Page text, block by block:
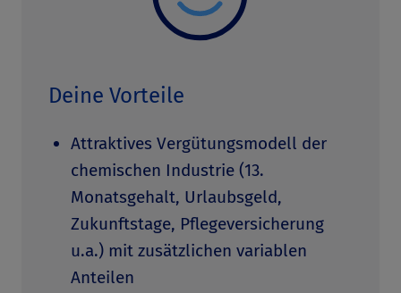
Deine Vorteile
Attraktives Vergütungsmodell der
chemischen Industrie (13.
Monatsgehalt, Urlaubsgeld,
Zukunftstage, Pflegeversicherung
u.a.) mit zusätzlichen variablen
Anteilen